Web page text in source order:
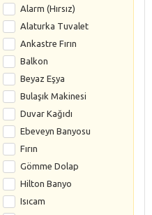
Alarm (Hırsız)
Alaturka Tuvalet
Ankastre Fırın
Balkon
Beyaz Eşya
Bulaşık Makinesi
Duvar Kağıdı
Ebeveyn Banyosu
Fırın
Gömme Dolap
Hilton Banyo
Isıcam